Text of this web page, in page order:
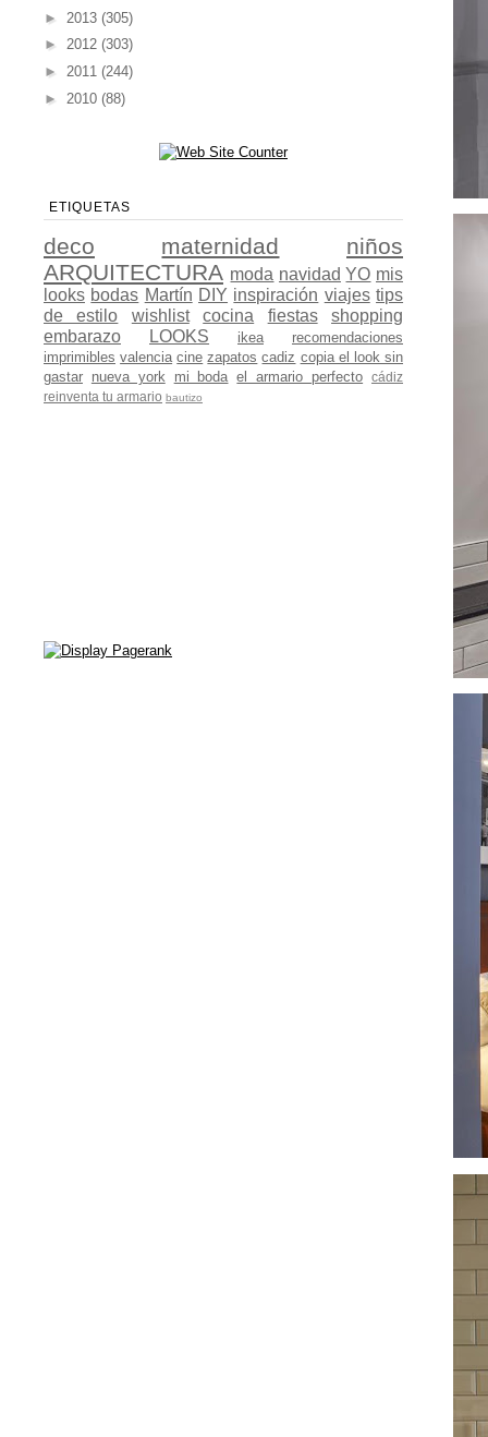
► 2013 (305)
► 2012 (303)
► 2011 (244)
► 2010 (88)
ETIQUETAS
deco maternidad
niños
ARQUITECTURA moda navidad YO mis
looks bodas Martín DIY inspiración viajes tips
de estilo
wishlist cocina fiestas
shopping
embarazo
LOOKS ikea
recomendaciones
imprimibles valencia cine zapatos cadiz copia el look sin
gastar nueva york mi boda el armario perfecto
cádiz
reinventa tu armario bautizo